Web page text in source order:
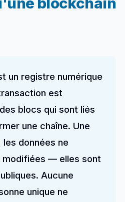
un registre numérique
est
blocs qui sont liés
une chaîne. Une
données ne
modifiées — elles sont
Aucune
unique ne